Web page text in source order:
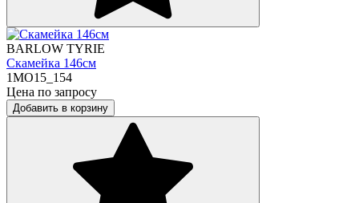
BARLOW TYRIE
Скамейка 146см
1MO15_154
Цена по запросу
Добавить в корзину